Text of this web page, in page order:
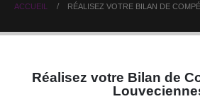
ACCUEIL RÉALISEZ VOTRE BILAN DE
Réalisez votre Bilan de